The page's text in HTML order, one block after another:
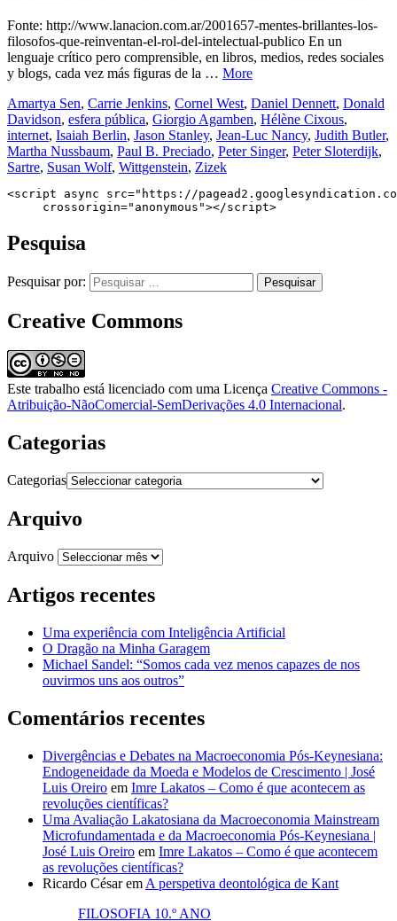
Fonte: http://www.lanacion.com.ar/2001657-mentes-brillantes-los-
filosofos-que-reinventan-el-rol-del-intelectual-publico En un
lenguaje crítico pero comprensible, en libros, medios, redes sociales
y blogs, cada vez más figuras de la … More
Amartya Sen, Carrie Jenkins, Cornel West, Daniel Dennett, Donald
Davidson, esfera pública, Giorgio Agamben, Hélène Cixous,
internet, Isaiah Berlin, Jason Stanley, Jean-Luc Nancy, Judith Butler,
Martha Nussbaum, Paul B. Preciado, Peter Singer, Peter Sloterdijk,
Sartre, Susan Wolf, Wittgenstein, Zizek
<script async src="https://
     crossorigin="anonymous"></script>
Pesquisa
Pesquisar por:
Creative Commons
Este trabalho está licenciado com uma Licença Creative Commons -
Atribuição-NãoComercial-SemDerivações 4.0 Internacional.
Categorias
Categorias
Arquivo
Arquivo
Artigos recentes
Uma experiência com Inteligência Artificial
O Dragão na Minha Garagem
Michael Sandel: “Somos cada vez menos capazes de nos
ouvirmos uns aos outros”
Comentários recentes
Divergências e Debates na Macroeconomia Pós-Keynesiana:
Endogeneidade da Moeda e Modelos de Crescimento | José
Luis Oreiro em Imre Lakatos – Como é que acontecem as
revoluções científicas?
Uma Avaliação Lakatosiana da Macroeconomia Mainstream
Microfundamentada e da Macroeconomia Pós-Keynesiana |
José Luis Oreiro em Imre Lakatos – Como é que acontecem
as revoluções científicas?
Ricardo Césarem A perspetiva deontológica de Kant
FILOSOFIA 10.º ANO